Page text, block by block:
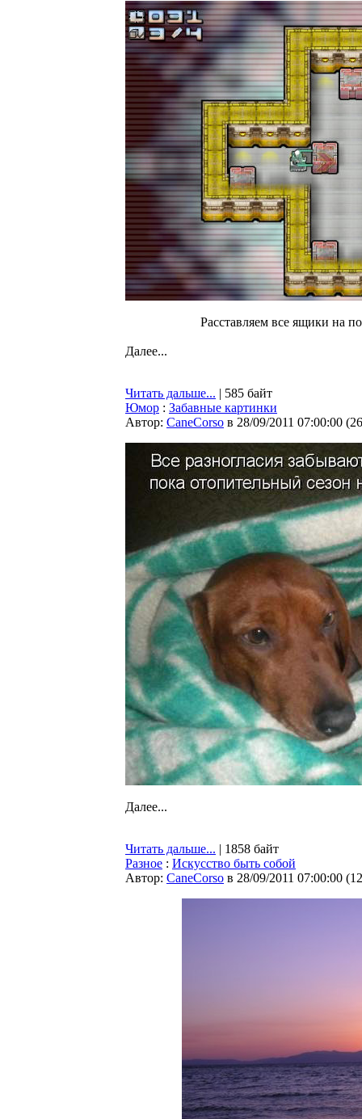
Расставляем все ящики на
Далее...
Читать дальше... | 585 байт
Юмор : Забавные картинки
Автор: CaneCorso в 28/09/2011 07:00:00 (
Далее...
Читать дальше... | 1858 байт
Разное : Искусство быть собой
Автор: CaneCorso в 28/09/2011 07:00:00 (